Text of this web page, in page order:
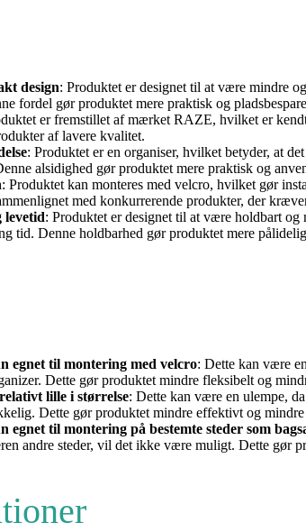
design: Produktet er designet til at være mindre
fordel gør produktet mere praktisk og
er fremstillet af mærket RAZE, hvilket er
af lavere kvalitet.
: Produktet er en organiser, hvilket betyder, at
alsidighed gør produktet mere praktisk og
: Produktet kan monteres med velcro, hvilket gør
med konkurrerende produkter, der
levetid: Produktet er designet til at være holdbart
tid. Denne holdbarhed gør produktet mere
egnet til montering med velcro: Dette kan være
Dette gør produktet mindre fleksibelt og
lille i størrelse: Dette kan være en ulempe,
Dette gør produktet mindre effektivt og
egnet til montering på bestemte steder som
andre steder, vil det ikke være muligt. Dette gør